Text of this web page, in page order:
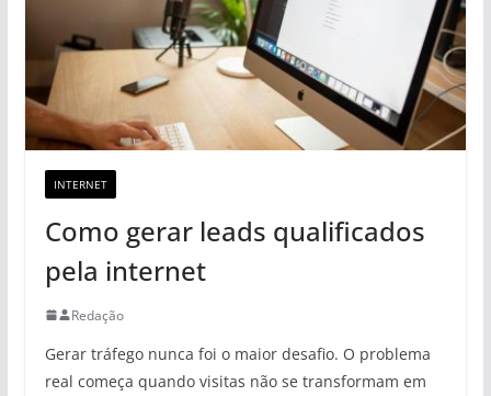
INTERNET
Como gerar leads qualificados
pela internet
Redação
Gerar tráfego nunca foi o maior desafio. O problema
real começa quando visitas não se transformam em